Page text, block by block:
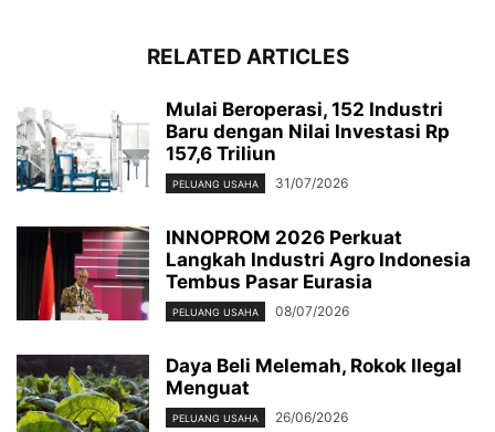
RELATED ARTICLES
Mulai Beroperasi, 152 Industri
Baru dengan Nilai Investasi Rp
157,6 Triliun
PELUANG USAHA 31/07/2026
INNOPROM 2026 Perkuat
Langkah Industri Agro Indonesia
Tembus Pasar Eurasia
PELUANG USAHA 08/07/2026
Daya Beli Melemah, Rokok Ilegal
Menguat
PELUANG USAHA 26/06/2026